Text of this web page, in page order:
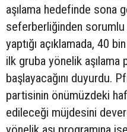
aşılama hedefinde sona
seferberliğinden sorumlu
yaptığı açıklamada, 40
ilk gruba yönelik aşılama
başlayacağını duyurdu.
partisinin önümüzdeki
edileceği müjdesini